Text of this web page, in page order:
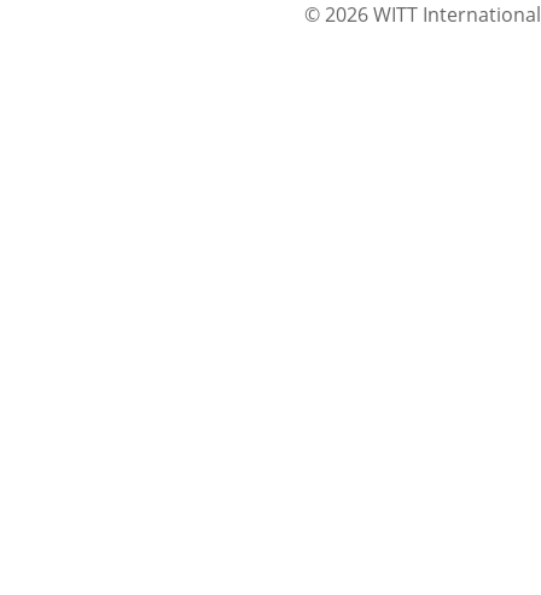
© 2026 WITT International